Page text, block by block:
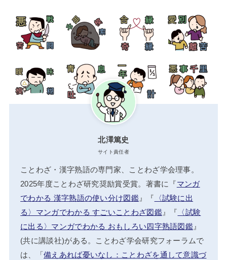
北澤篤史
サイト責任者
ことわざ・漢字熟語の専門家、ことわざ学会理事。
2025年度ことわざ研究奨励賞受賞。著書に『マンガ
でわかる 漢字熟語の使い分け図鑑』『 〈試験に出
る〉マンガでわかる すごいことわざ図鑑』『 〈試験
に出る〉マンガでわかる おもしろい四字熟語図鑑 』
(共に講談社)がある。ことわざ学会研究フォーラムで
は、「備えあれば憂いなし：ことわざを通して意識づ